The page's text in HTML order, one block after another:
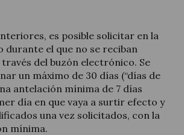
es posible solicitar en la
durante el que no se reciban
del buzón electrónico. Se
un máximo de 30 días (“días de
antelación mínima de 7 días
día en que vaya a surtir efecto y
una vez solicitados, con la
mínima.